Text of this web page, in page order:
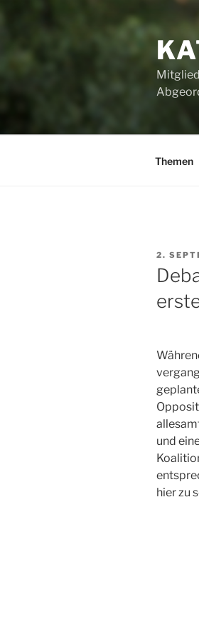
Themen
AM
2.
und
hier zu